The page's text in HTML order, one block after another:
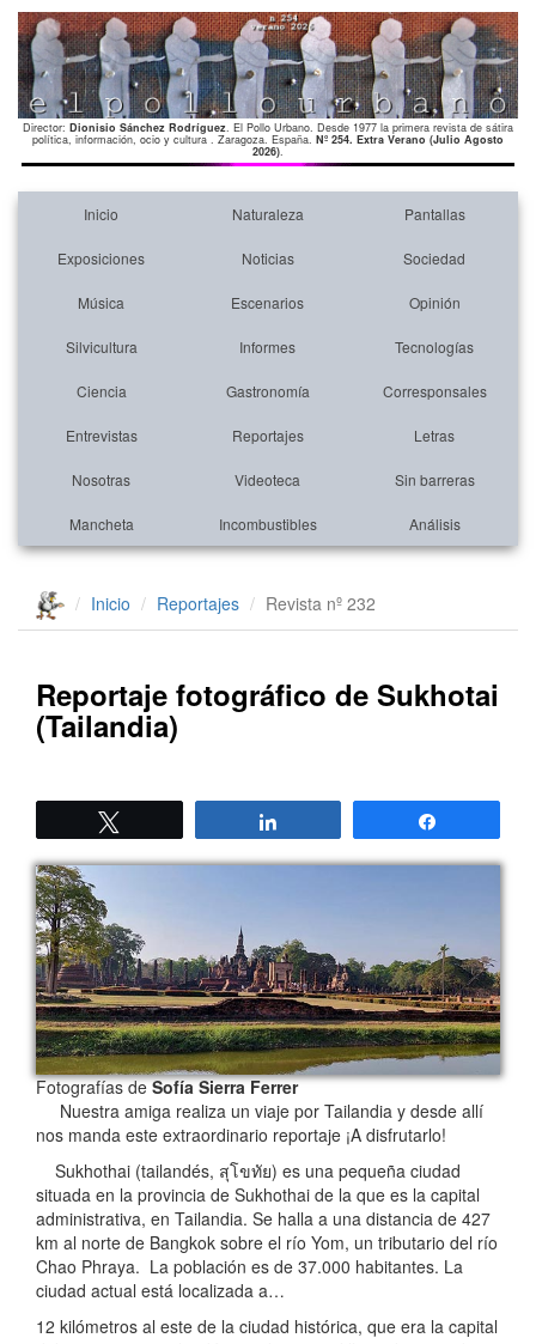
Director: Dionisio Sánchez Rodríguez. El Pollo Urbano. Desde 1977 la primera revista de sátira
política, información, ocio y cultura . Zaragoza. España. Nº 254. Extra Verano (Julio Agosto
2026).
Inicio Naturaleza Pantallas
Exposiciones Noticias Sociedad
Música Escenarios Opinión
Silvicultura Informes Tecnologías
Ciencia Gastronomía Corresponsales
Entrevistas Reportajes Letras
Nosotras Videoteca Sin barreras
Mancheta Incombustibles Análisis
Inicio Reportajes Revista nº 232
Reportaje fotográfico de Sukhotai
(Tailandia)
Fotografías deSofía Sierra Ferrer
Nuestra amiga realiza un viaje por Tailandia y desde allí
nos manda este extraordinario reportaje ¡A disfrutarlo!
Sukhothai (tailandés, สุโขทัย) es una pequeña ciudad
situada en la provincia de Sukhothai de la que es la capital
administrativa, en Tailandia. Se halla a una distancia de 427
km al norte de Bangkok sobre el río Yom, un tributario del río
Chao Phraya. La población es de 37.000 habitantes. La
ciudad actual está localizada a…
12 kilómetros al este de la ciudad histórica, que era la capital